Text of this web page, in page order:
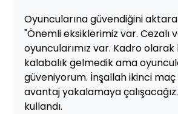
Oyuncularına güvendiğini
"Önemli eksiklerimiz var. Cezalı
oyuncularımız var. Kadro
kalabalık gelmedik ama
güveniyorum. İnşallah ikinci
avantaj yakalamaya
kullandı.